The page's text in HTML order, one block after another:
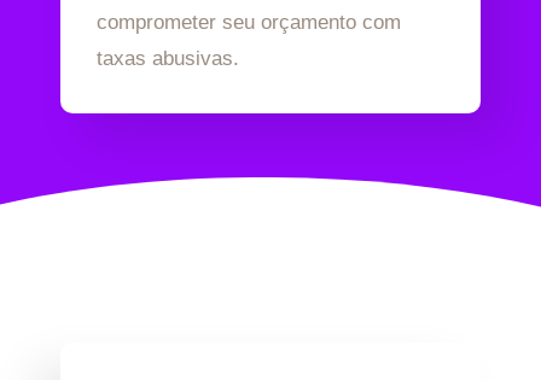
comprometer seu orçamento com
taxas abusivas.